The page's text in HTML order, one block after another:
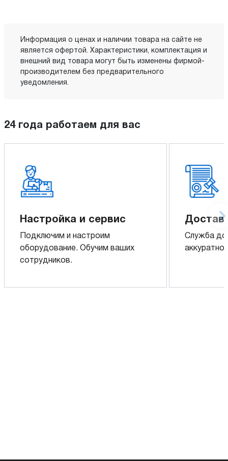
Информация о ценах и наличии товара на сайте не
является офертой. Характеристики, комплектация и
внешний вид товара могут быть изменены фирмой-
производителем без предварительного
уведомления.
24 года работаем для вас
Настройка и сервис
Подключим и настроим
оборудование. Обучим ваших
сотрудников.
Служба
аккуратно